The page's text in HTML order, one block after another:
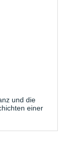
und die
einer